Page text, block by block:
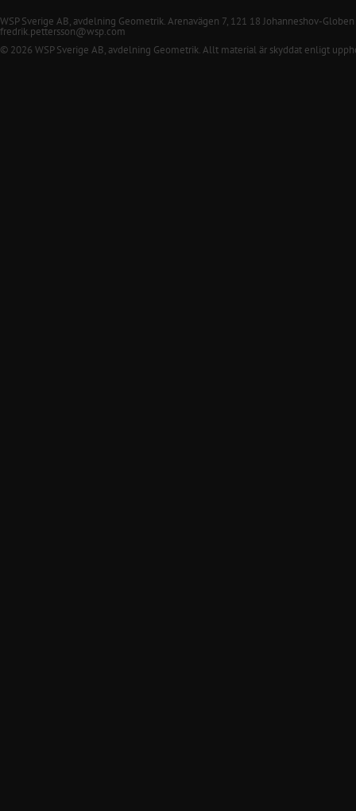
WSP Sverige AB, avdelning Geometrik. Arenavägen 7, 121 18 Johanneshov-Globen
fredrik.pettersson@wsp.com
© 2026 WSP Sverige AB, avdelning Geometrik. Allt material är skyddat enligt